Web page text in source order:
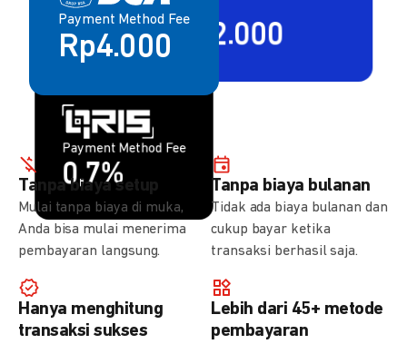
Payment Method Fee
Rp4.000
Payment Method Fee
2,80% + Rp2.000
Payment Method Fee
0,7%
Payment Method Fee
1,5%
Tanpa biaya setup
Mulai tanpa biaya di muka,
Anda bisa mulai menerima
pembayaran langsung.
Tanpa biaya bulanan
Tidak ada biaya bulanan dan
cukup bayar ketika
transaksi berhasil saja.
Hanya menghitung
transaksi sukses
Lebih dari 45+ metode
pembayaran